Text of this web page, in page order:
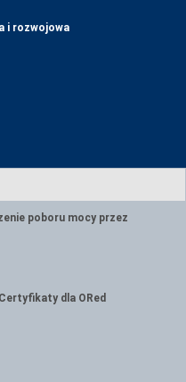
i rozwojowa
poboru mocy przez
dla ORed